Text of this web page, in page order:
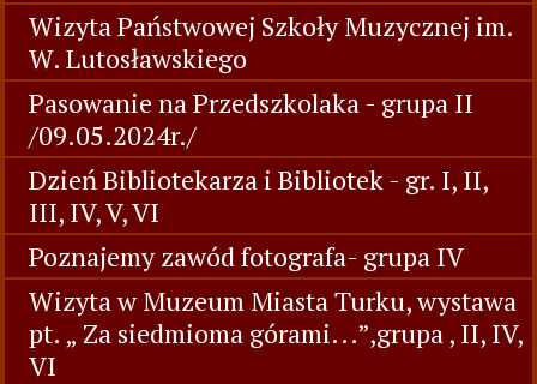
Wizyta Państwowej Szkoły Muzycznej im.
W. Lutosławskiego
Pasowanie na Przedszkolaka - grupa II
/09.05.2024r./
Dzień Bibliotekarza i Bibliotek - gr. I, II,
III, IV, V, VI
Poznajemy zawód fotografa- grupa IV
Wizyta w Muzeum Miasta Turku, wystawa
pt. „ Za siedmioma górami...”,grupa , II, IV,
VI